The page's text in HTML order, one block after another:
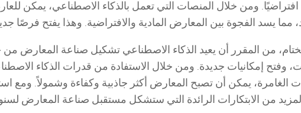
ومن خلال المنصات التي تعمل بالذكاء الاصطناعي، يمكن
مما يسد الفجوة بين المعارض المادية والافتراضية. وهذا يفتح فرصًا
من المقرر أن يعيد الذكاء الاصطناعي تشكيل صناعة المعارض
وفتح إمكانيات جديدة. ومن خلال الاستفادة من قدرات الذكاء
الغامرة، يمكن أن تصبح المعارض أكثر جاذبية وكفاءة وشمولاً. ومع
من الابتكارات الرائدة التي ستشكل مستقبل صناعة المعارض